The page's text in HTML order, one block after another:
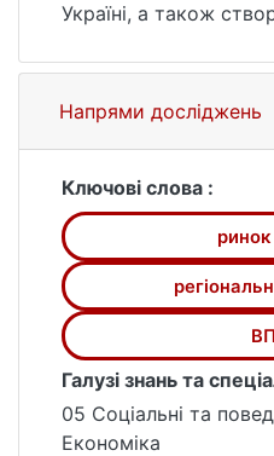
Україні, а також
допоможуть виявити
між досліджуваними
Завдання.
регіональні бюджети,
Змоделювати вплив
категорії.
Об’єкт. Процес
населення в Україні,
діями.
Предмет. Наслідки
переміщення
зміни в економіці.
Напрями досліджень
Ключові слова :
ринок
Галузі знань та
05 Соціальні та
Економіка